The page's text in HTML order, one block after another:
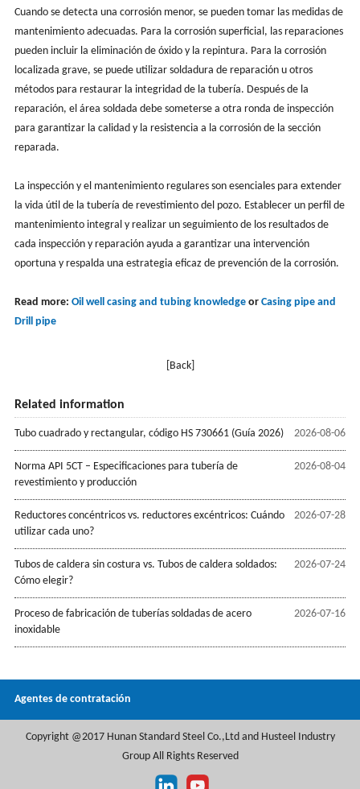
Cuando se detecta una corrosión menor, se pueden tomar las medidas de
mantenimiento adecuadas. Para la corrosión superficial, las reparaciones
pueden incluir la eliminación de óxido y la repintura. Para la corrosión
localizada grave, se puede utilizar soldadura de reparación u otros
métodos para restaurar la integridad de la tubería. Después de la
reparación, el área soldada debe someterse a otra ronda de inspección
para garantizar la calidad y la resistencia a la corrosión de la sección
reparada.
La inspección y el mantenimiento regulares son esenciales para extender
la vida útil de la tubería de revestimiento del pozo. Establecer un perfil de
mantenimiento integral y realizar un seguimiento de los resultados de
cada inspección y reparación ayuda a garantizar una intervención
oportuna y respalda una estrategia eficaz de prevención de la corrosión.
Read more: Oil well casing and tubing knowledgeor Casing pipe and
Drill pipe
[Back]
Related information
2026-08-06
Tubo cuadrado y rectangular, código HS 730661 (Guía 2026)
2026-08-04
Norma API 5CT – Especificaciones para tubería de
revestimiento y producción
2026-07-28
Reductores concéntricos vs. reductores excéntricos: Cuándo
utilizar cada uno?
2026-07-24
Tubos de caldera sin costura vs. Tubos de caldera soldados:
Cómo elegir?
2026-07-16
Proceso de fabricación de tuberías soldadas de acero
inoxidable
Agentes de contratación
Copyright @2017 Hunan Standard Steel Co.,Ltd and Husteel Industry
Group All Rights Reserved